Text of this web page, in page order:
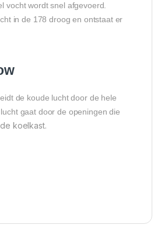
vocht wordt snel afgevoerd.
in de 178 droog en ontstaat er
de koude lucht door de hele
gaat door de openingen die
koelkast.